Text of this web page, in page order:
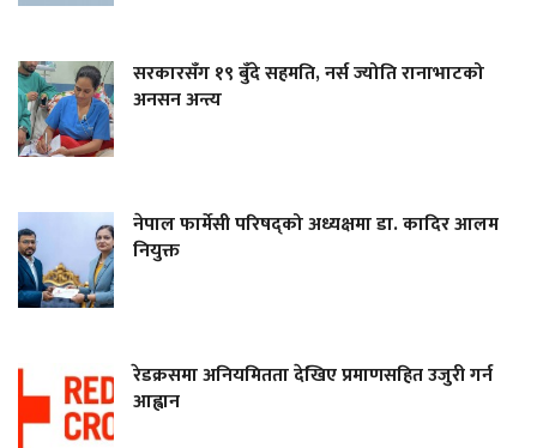
सरकारसँग १९ बुँदे सहमति, नर्स ज्योति रानाभाटको
अनसन अन्त्य
नेपाल फार्मेसी परिषद्को अध्यक्षमा डा. कादिर आलम
नियुक्त
रेडक्रसमा अनियमितता देखिए प्रमाणसहित उजुरी गर्न
आह्वान